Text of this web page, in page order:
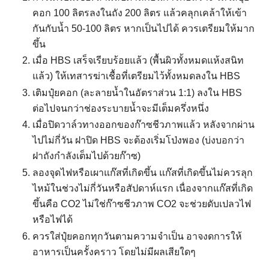
คอก 100 ลิตรลงในถัง 200 ลิตร แล้วคลุกเคล้าให้เข้า
กันกับน้ำ 50-100 ลิตร หากเป็นไปได้ ควรเตรียมให้มาก
ขึ้น
เมื่อ HBS เสร็จเรียบร้อยแล้ว (พื้นผิวทั้งหมดแห้งสนิท
แล้ว) ให้เทสารฆ่าเชื้อที่เตรียมไว้ทั้งหมดลงใน HBS
เติมปุ๋ยคอก (ละลายน้ำในอัตราส่วน 1:1) ลงใน HBS
ต่อไปจนกว่าช่องระบายน้ำจะมีเต็มครึ่งหนึ่ง
เมื่อปิดวาล์วทางออกของก๊าซชีวภาพแล้ว หลังจากผ่าน
ไปไม่กี่วัน ฝาปิด HBS จะต้องเริ่มโป่งพอง (บ่งบอกว่า
ฝาถังกำลังเต็มไปด้วยก๊าซ)
ลองจุดไฟหรือเผาแก๊สที่เกิดขึ้น แก๊สที่เกิดขึ้นไม่ควรลุก
ไหม้ในช่วงไม่กี่วันหรือสัปดาห์แรก เนื่องจากแก๊สที่เกิด
ขึ้นคือ CO2 ไม่ใช่ก๊าซชีวภาพ CO2 จะช่วยดับเปลวไฟ
หรือไฟได้
ควรใส่ปุ๋ยคอกทุกวันตามความจำเป็น อาจงดการให้
อาหารเป็นครั้งคราว โดยไม่มีผลเสียใดๆ